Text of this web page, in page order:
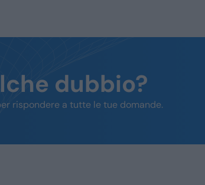
dubbio?
rispondere a tutte le tue domande.